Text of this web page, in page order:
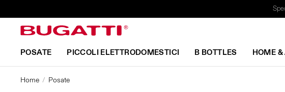
POSATE PICCOLI ELETTRODOMESTICI B BOTTLES HOME
Home Posate